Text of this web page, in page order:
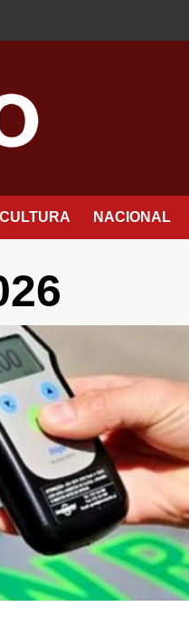
CULTURA NACIONAL